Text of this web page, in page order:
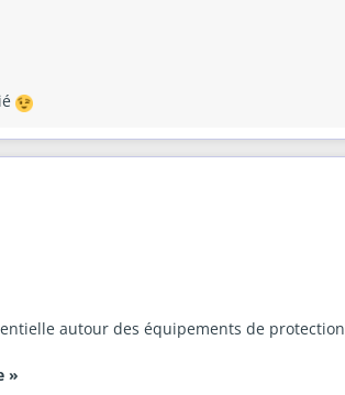
autour des équipements de protection
»